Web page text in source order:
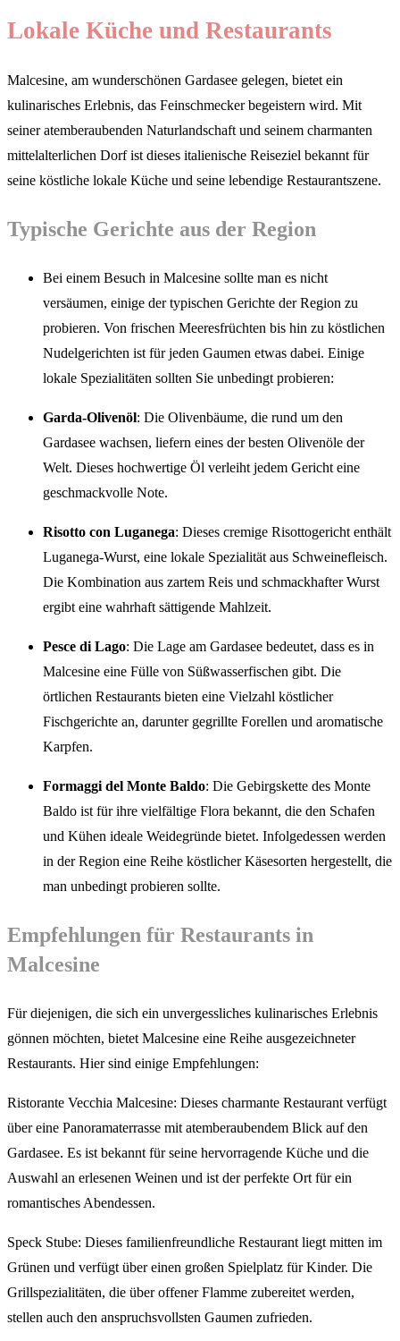
Lokale Küche und Restaurants
Malcesine, am wunderschönen Gardasee gelegen, bietet ein
kulinarisches Erlebnis, das Feinschmecker begeistern wird. Mit
seiner atemberaubenden Naturlandschaft und seinem charmanten
mittelalterlichen Dorf ist dieses italienische Reiseziel bekannt für
seine köstliche lokale Küche und seine lebendige Restaurantszene.
Typische Gerichte aus der Region
Bei einem Besuch in Malcesine sollte man es nicht
versäumen, einige der typischen Gerichte der Region zu
probieren. Von frischen Meeresfrüchten bis hin zu köstlichen
Nudelgerichten ist für jeden Gaumen etwas dabei. Einige
lokale Spezialitäten sollten Sie unbedingt probieren:
Garda-Olivenöl: Die Olivenbäume, die rund um den
Gardasee wachsen, liefern eines der besten Olivenöle der
Welt. Dieses hochwertige Öl verleiht jedem Gericht eine
geschmackvolle Note.
Risotto con Luganega: Dieses cremige Risottogericht enthält
Luganega-Wurst, eine lokale Spezialität aus Schweinefleisch.
Die Kombination aus zartem Reis und schmackhafter Wurst
ergibt eine wahrhaft sättigende Mahlzeit.
Pesce di Lago: Die Lage am Gardasee bedeutet, dass es in
Malcesine eine Fülle von Süßwasserfischen gibt. Die
örtlichen Restaurants bieten eine Vielzahl köstlicher
Fischgerichte an, darunter gegrillte Forellen und aromatische
Karpfen.
Formaggi del Monte Baldo: Die Gebirgskette des Monte
Baldo ist für ihre vielfältige Flora bekannt, die den Schafen
und Kühen ideale Weidegründe bietet. Infolgedessen werden
in der Region eine Reihe köstlicher Käsesorten hergestellt, die
man unbedingt probieren sollte.
Empfehlungen für Restaurants in
Malcesine
Für diejenigen, die sich ein unvergessliches kulinarisches Erlebnis
gönnen möchten, bietet Malcesine eine Reihe ausgezeichneter
Restaurants. Hier sind einige Empfehlungen:
Ristorante Vecchia Malcesine: Dieses charmante Restaurant verfügt
über eine Panoramaterrasse mit atemberaubendem Blick auf den
Gardasee. Es ist bekannt für seine hervorragende Küche und die
Auswahl an erlesenen Weinen und ist der perfekte Ort für ein
romantisches Abendessen.
Speck Stube: Dieses familienfreundliche Restaurant liegt mitten im
Grünen und verfügt über einen großen Spielplatz für Kinder. Die
Grillspezialitäten, die über offener Flamme zubereitet werden,
stellen auch den anspruchsvollsten Gaumen zufrieden.